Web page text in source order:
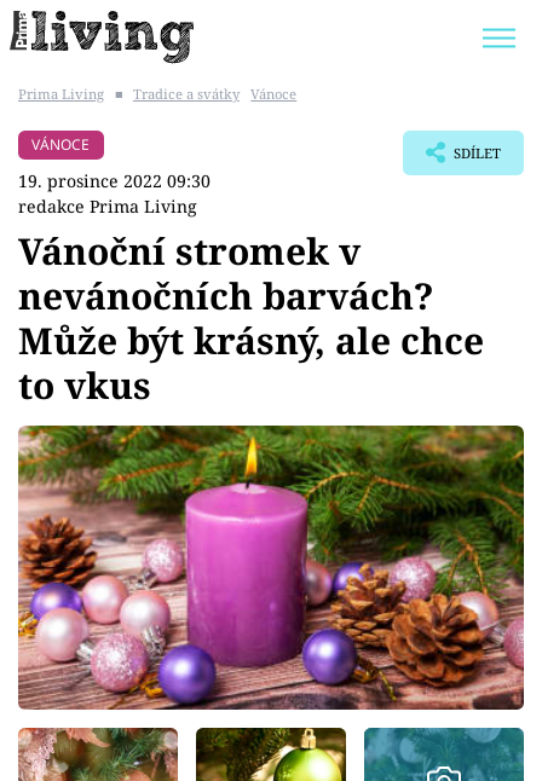
BYDLENÍ SLAVNÝCH
Témata
Bydlení
Zahrada
Design
Sledujte prima+
Přihlášení
Sledujte nás
Prima Living ■ Tradice a svátky Vánoce
VÁNOCE
19. prosince 2022 09:30
redakce Prima Living
SDÍLET
Vánoční stromek v
nevánočních barvách?
Může být krásný, ale chce
to vkus